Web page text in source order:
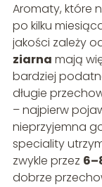
Aromaty, które
po kilku
jakości zależy
ziarna mają
bardziej
długie
– najpierw
nieprzyjemna
speciality
zwykle przez
dobrze